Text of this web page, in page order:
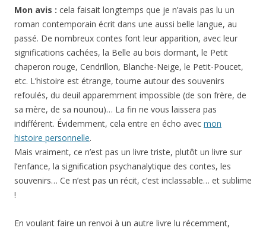
Mon avis : cela faisait longtemps que je n’avais pas lu un
roman contemporain écrit dans une aussi belle langue, au
passé. De nombreux contes font leur apparition, avec leur
significations cachées, la Belle au bois dormant, le Petit
chaperon rouge, Cendrillon, Blanche-Neige, le Petit-Poucet,
etc. L’histoire est étrange, tourne autour des souvenirs
refoulés, du deuil apparemment impossible (de son frère, de
sa mère, de sa nounou)… La fin ne vous laissera pas
indifférent. Évidemment, cela entre en écho avec mon
histoire personnelle.
Mais vraiment, ce n’est pas un livre triste, plutôt un livre sur
l’enfance, la signification psychanalytique des contes, les
souvenirs… Ce n’est pas un récit, c’est inclassable… et sublime
!
En voulant faire un renvoi à un autre livre lu récemment,